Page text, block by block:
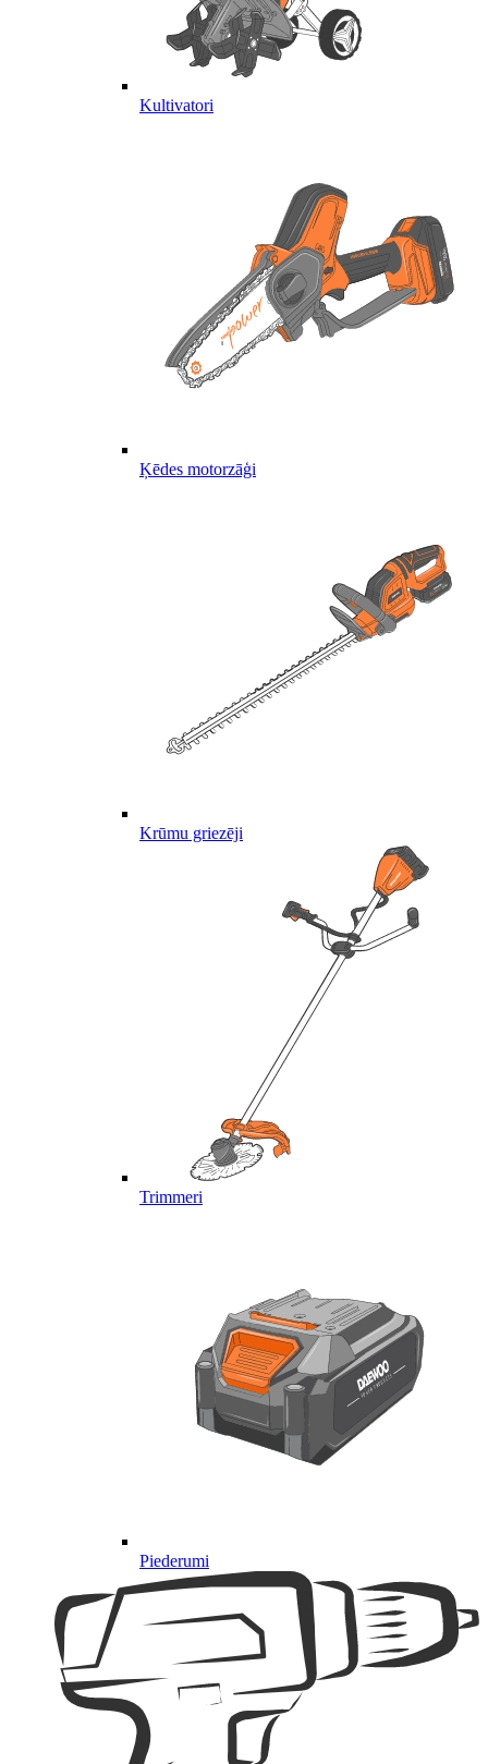
Kultivatori
Ķēdes motorzāģi
Krūmu griezēji
Trimmeri
Piederumi